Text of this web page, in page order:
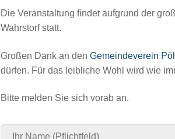
Die Veranstaltung findet aufgrund der
Wahrstorf statt.
Großen Dank an den Gemeindeverein
dürfen. Für das leibliche Wohl wird wie
Bitte melden Sie sich vorab an.